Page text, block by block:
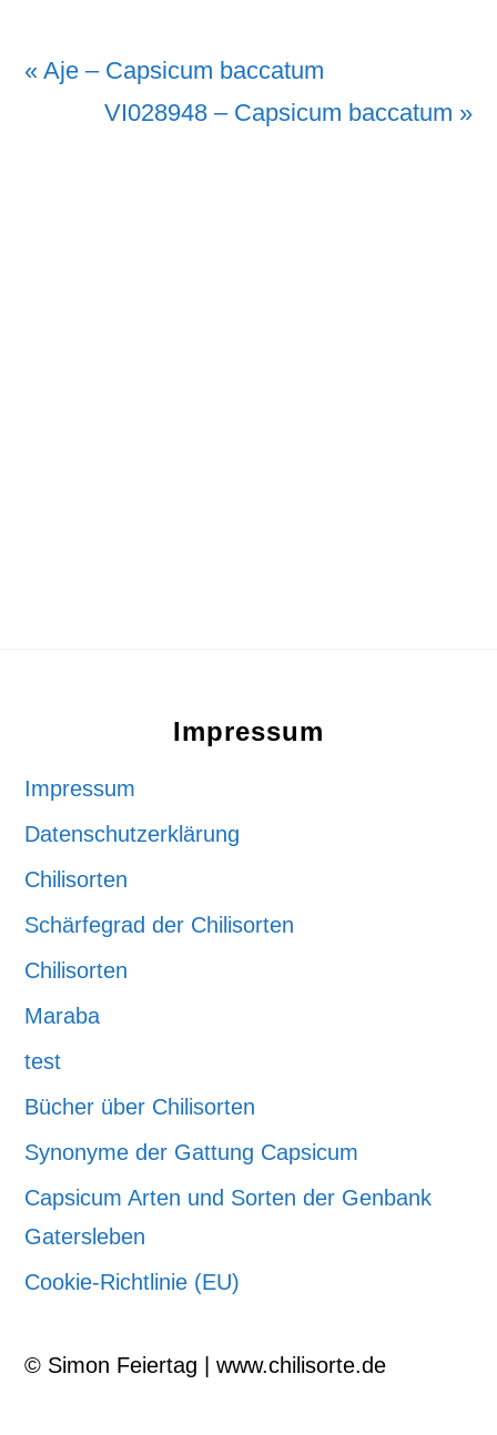
Vorheriger
Beitrag:
« Aje – Capsicum baccatum
Nächster
VI028948 – Capsicum baccatum »
Impressum
Impressum
Datenschutzerklärung
Chilisorten
Schärfegrad der Chilisorten
Chilisorten
Maraba
test
Bücher über Chilisorten
Synonyme der Gattung Capsicum
Capsicum Arten und Sorten der Genbank
Gatersleben
Cookie-Richtlinie (EU)
© Simon Feiertag | www.chilisorte.de